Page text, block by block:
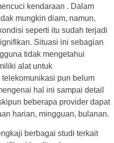
kendaraan . Dalam
mungkin diam, namun,
seperti itu sudah terjadi
Situasi ini sebagian
tidak mengetahui
alat untuk
pun belum
hal ini sampai detail
beberapa provider dapat
harian, mingguan, bulanan.
berbagai studi terkait